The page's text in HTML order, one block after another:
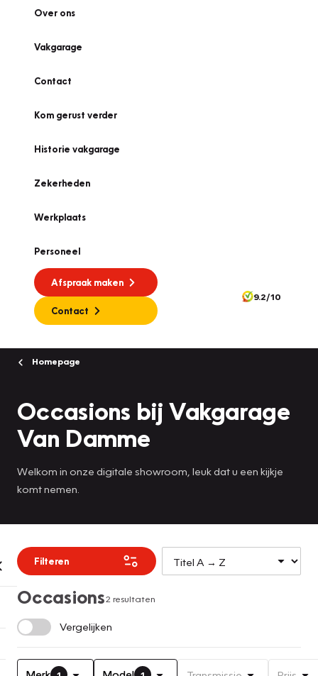
Over ons
Vakgarage
Contact
Kom gerust verder
Historie vakgarage
Zekerheden
Werkplaats
Personeel
Afspraak maken
Contact
9.2/10
Homepage
Occasions bij Vakgarage
Van Damme
Welkom in onze digitale showroom, leuk dat u een kijkje
komt nemen.
Filteren
Occasions2 resultaten
Vergelijken